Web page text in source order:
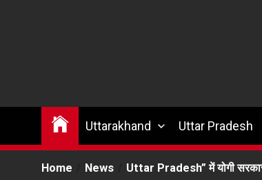
Uttarakhand Uttar Pradesh
Home News Uttar Pradesh” में योगी